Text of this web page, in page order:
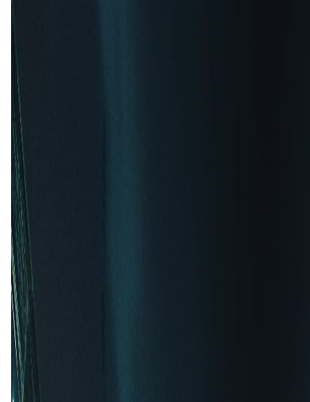
Opstelling nog niet bekend
New England Revolution
M. Mitrovic
Toronto FC